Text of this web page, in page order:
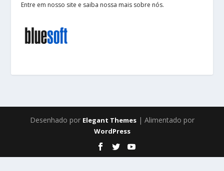
Entre em nosso site e saiba nossa mais sobre nós.
Desenhado por Elegant Themes| Alimentado por
WordPress